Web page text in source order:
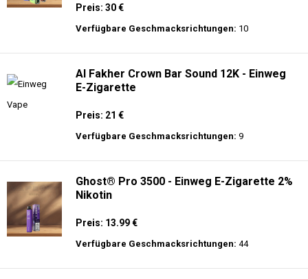
Preis: 30 €
Verfügbare Geschmacksrichtungen: 10
Al Fakher Crown Bar Sound 12K - Einweg
E-Zigarette
Preis: 21 €
Verfügbare Geschmacksrichtungen: 9
Ghost® Pro 3500 - Einweg E-Zigarette 2%
Nikotin
Preis: 13.99 €
Verfügbare Geschmacksrichtungen: 44